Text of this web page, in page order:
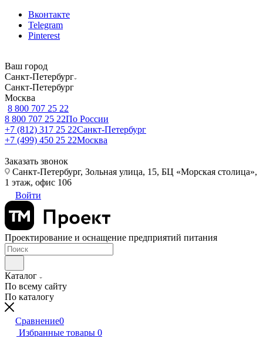
Вконтакте
Telegram
Pinterest
Ваш город
Санкт-Петербург
Санкт-Петербург
Москва
8 800 707 25 22
8 800 707 25 22По России
+7 (812) 317 25 22Санкт-Петербург
+7 (499) 450 25 22Москва
Заказать звонок
Санкт-Петербург, Зольная улица, 15, БЦ «Морская столица»,
1 этаж, офис 106
Войти
Проектирование и оснащение предприятий питания
Каталог
По всему сайту
По каталогу
Сравнение0
Избранные товары 0